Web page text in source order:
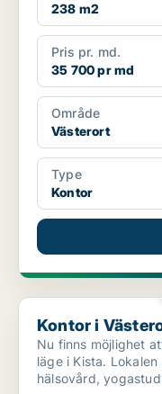
238 m2
Pris pr. md.
35 700 pr md
Område
Västerort
Type
Kontor
Kontor i Västerort
Kontor i
Nu finns möjlighet
läge i Kista. Lokalen passar utmärkt för exempelvis för
hälsovård,